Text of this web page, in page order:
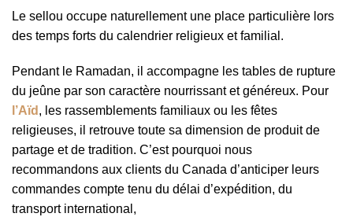
Le sellou occupe naturellement une place particulière lors
des temps forts du calendrier religieux et familial.
Pendant le Ramadan, il accompagne les tables de rupture
du jeûne par son caractère nourrissant et généreux. Pour
l’Aïd , les rassemblements familiaux ou les fêtes
religieuses, il retrouve toute sa dimension de produit de
partage et de tradition. C’est pourquoi nous
recommandons aux clients du Canada d’anticiper leurs
commandes compte tenu du délai d’expédition, du
transport international,